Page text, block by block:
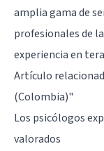
amplia gama de
profesionales de
experiencia en
Artículo
(Colombia)"
Los psicólogos
valorados